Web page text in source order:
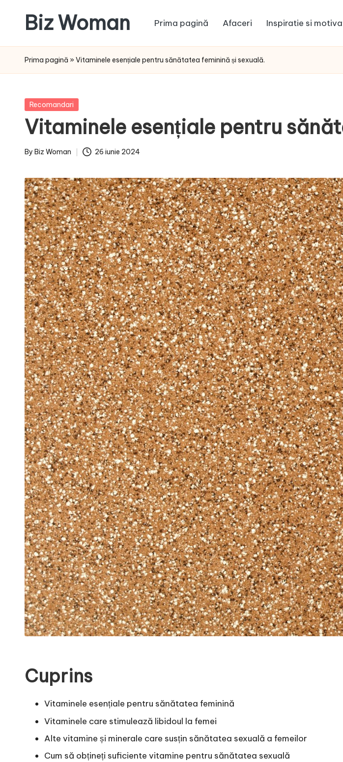
content
Biz Woman
ta,
succesul
Prima pagină Afaceri Inspiratie si
Prima pagină » Vitaminele esențiale pentru sănătatea feminină și sexuală.
Posted
Recomandari
Vitaminele esențiale pentru
Posted
By Biz Woman 26 iunie 2024
Cuprins
Vitaminele esențiale pentru sănătatea feminină
Vitaminele care stimulează libidoul la femei
Alte vitamine și minerale care susțin sănătatea sexuală a femeilor
Cum să obțineți suficiente vitamine pentru sănătatea sexuală